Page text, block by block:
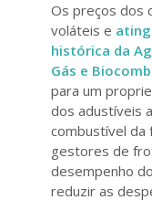
Os preços dos
voláteis e
histórica da
Gás e
para um
dos adustíveis
combustível da
gestores de
desempenho
reduzir as